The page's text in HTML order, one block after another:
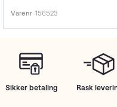
Varenr 156523
Sikker betaling Rask